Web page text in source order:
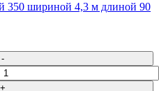
350 шириной 4,3 м длиной 90